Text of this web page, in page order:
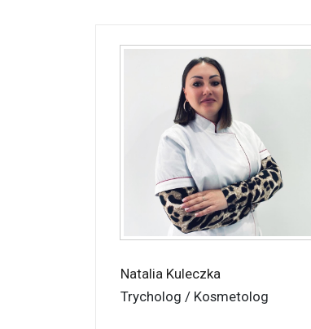
Natalia Kuleczka
Trycholog / Kosmetolog